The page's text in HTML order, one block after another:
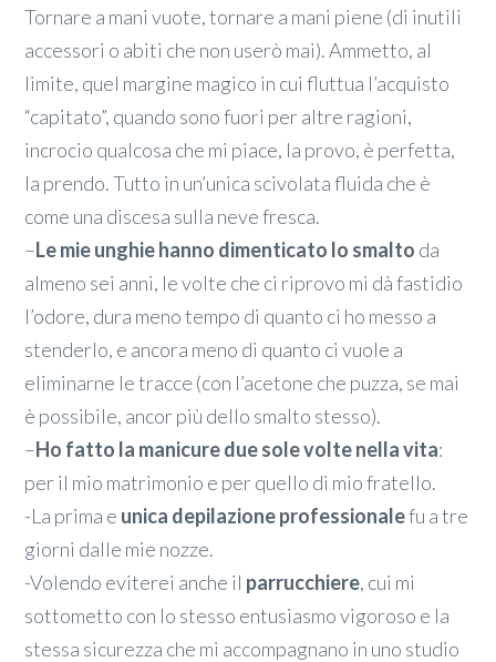
Tornare a mani vuote, tornare a mani piene (di inutili
accessori o abiti che non userò mai). Ammetto, al
limite, quel margine magico in cui fluttua l’acquisto
“capitato”, quando sono fuori per altre ragioni,
incrocio qualcosa che mi piace, la provo, è perfetta,
la prendo. Tutto in un’unica scivolata fluida che è
come una discesa sulla neve fresca.
–Le mie unghie hanno dimenticato lo smalto da
almeno sei anni, le volte che ci riprovo mi dà fastidio
l’odore, dura meno tempo di quanto ci ho messo a
stenderlo, e ancora meno di quanto ci vuole a
eliminarne le tracce (con l’acetone che puzza, se mai
è possibile, ancor più dello smalto stesso).
–Ho fatto la manicure due sole volte nella vita:
per il mio matrimonio e per quello di mio fratello.
-La prima e unica depilazione professionalefu a tre
giorni dalle mie nozze.
-Volendo eviterei anche il parrucchiere, cui mi
sottometto con lo stesso entusiasmo vigoroso e la
stessa sicurezza che mi accompagnano in uno studio